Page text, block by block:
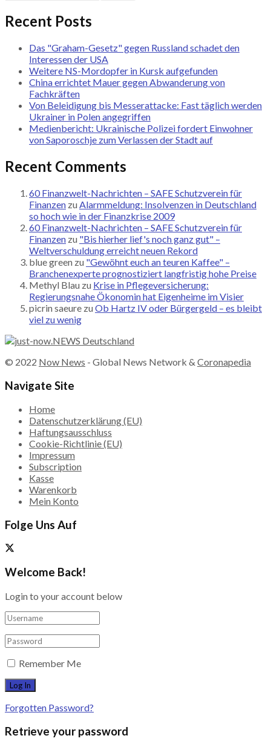
Recent Posts
Das "Graham-Gesetz" gegen Russland schadet den
Interessen der USA
Weitere NS-Mordopfer in Kursk aufgefunden
China errichtet Mauer gegen Abwanderung von
Fachkräften
Von Beleidigung bis Messerattacke: Fast täglich werden
Ukrainer in Polen angegriffen
Medienbericht: Ukrainische Polizei fordert Einwohner
von Saporoschje zum Verlassen der Stadt auf
Recent Comments
60 Finanzwelt-Nachrichten – SAFE Schutzverein für
Finanzen zu Alarmmeldung: Insolvenzen in Deutschland
so hoch wie in der Finanzkrise 2009
60 Finanzwelt-Nachrichten – SAFE Schutzverein für
Finanzen zu "Bis hierher lief's noch ganz gut" –
Weltverschuldung erreicht neuen Rekord
blue green zu "Gewöhnt euch an teuren Kaffee" –
Branchenexperte prognostiziert langfristig hohe Preise
Methyl Blau zu Krise in Pflegeversicherung:
Regierungsnahe Ökonomin hat Eigenheime im Visier
picrin saeure zu Ob Hartz IV oder Bürgergeld – es bleibt
viel zu wenig
© 2022 Now News - Global News Network & Coronapedia
Navigate Site
Home
Datenschutzerklärung (EU)
Haftungsausschluss
Cookie-Richtlinie (EU)
Impressum
Subscription
Kasse
Warenkorb
Mein Konto
Folge Uns Auf
Welcome Back!
Login to your account below
Remember Me
Forgotten Password?
Retrieve your password